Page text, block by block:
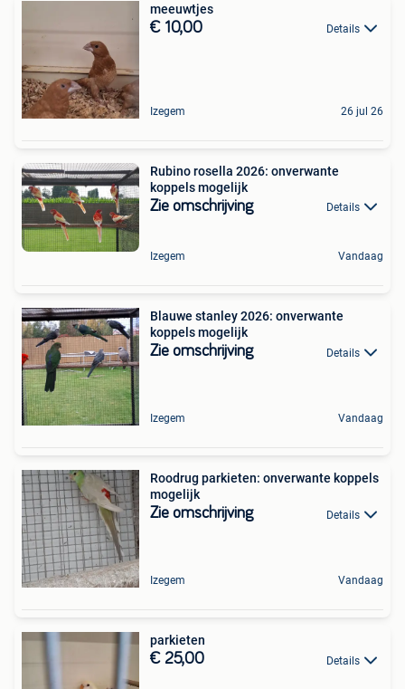
meeuwtjes
€ 10,00 Details
Izegem 26 jul 26
Rubino rosella 2026: onverwante
koppels mogelijk
Zie omschrijving Details
Izegem Vandaag
Blauwe stanley 2026: onverwante
koppels mogelijk
Zie omschrijving Details
Izegem Vandaag
Roodrug parkieten: onverwante koppels
mogelijk
Zie omschrijving Details
Izegem Vandaag
parkieten
€ 25,00 Details